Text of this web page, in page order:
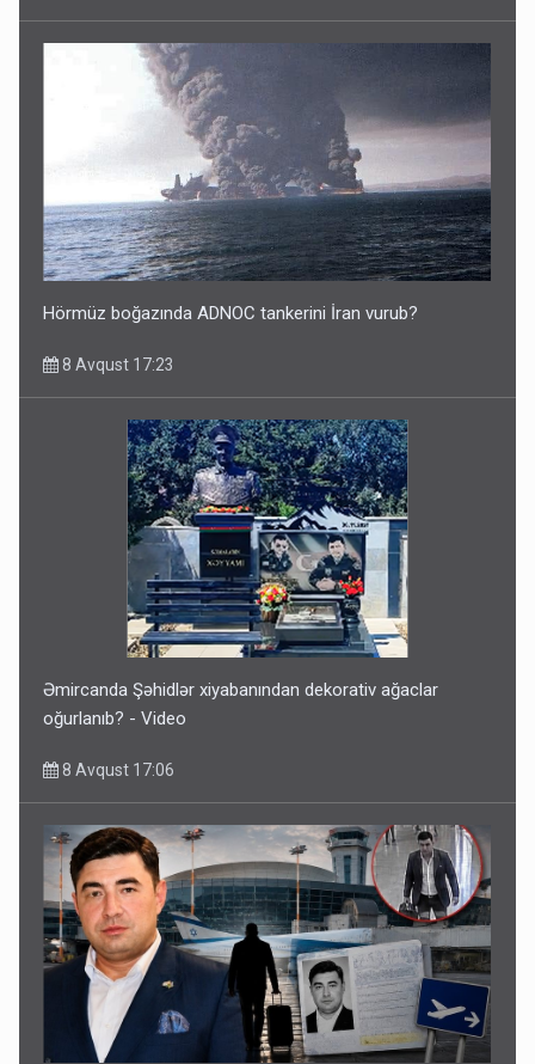
Hörmüz boğazında ADNOC tankerini İran vurub?
8 Avqust 17:23
Əmircanda Şəhidlər xiyabanından dekorativ ağaclar
oğurlanıb? - Video
8 Avqust 17:06